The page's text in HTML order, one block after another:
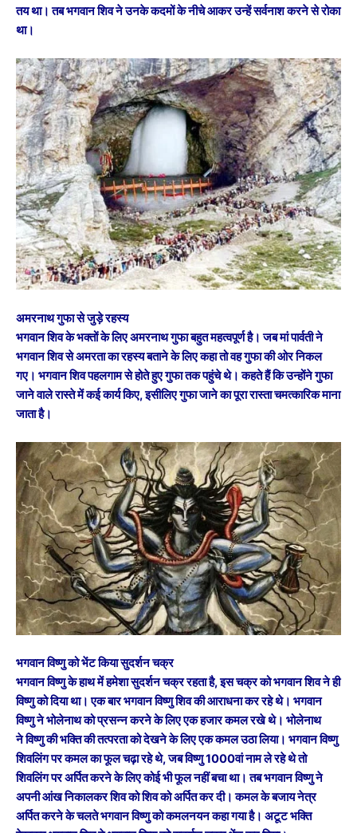
तय था। तब भगवान शिव ने उनके कदमों के नीचे आकर उन्हें सर्वनाश करने से रोका
था।
अमरनाथ गुफा से जुड़े रहस्य
भगवान शिव के भक्तों के लिए अमरनाथ गुफा बहुत महत्वपूर्ण है। जब मां पार्वती ने
भगवान शिव से अमरता का रहस्य बताने के लिए कहा तो वह गुफा की ओर निकल
गए। भगवान शिव पहलगाम से होते हुए गुफा तक पहुंचे थे। कहते हैं कि उन्होंने गुफा
जाने वाले रास्ते में कई कार्य किए, इसीलिए गुफा जाने का पूरा रास्ता चमत्कारिक माना
जाता है।
भगवान विष्णु को भेंट किया सुदर्शन चक्र
भगवान विष्णु के हाथ में हमेशा सुदर्शन चक्र रहता है, इस चक्र को भगवान शिव ने ही
विष्णु को दिया था। एक बार भगवान विष्णु शिव की आराधना कर रहे थे। भगवान
विष्णु ने भोलेनाथ को प्रसन्न करने के लिए एक हजार कमल रखे थे। भोलेनाथ
ने विष्णु की भक्ति की तत्परता को देखने के लिए एक कमल उठा लिया। भगवान विष्णु
शिवलिंग पर कमल का फूल चढ़ा रहे थे, जब विष्णु 1000वां नाम ले रहे थे तो
शिवलिंग पर अर्पित करने के लिए कोई भी फूल नहीं बचा था। तब भगवान विष्णु ने
अपनी आंख निकालकर शिव को शिव को अर्पित कर दी। कमल के बजाय नेत्र
अर्पित करने के चलते भगवान विष्णु को कमलनयन कहा गया है। अटूट भक्ति